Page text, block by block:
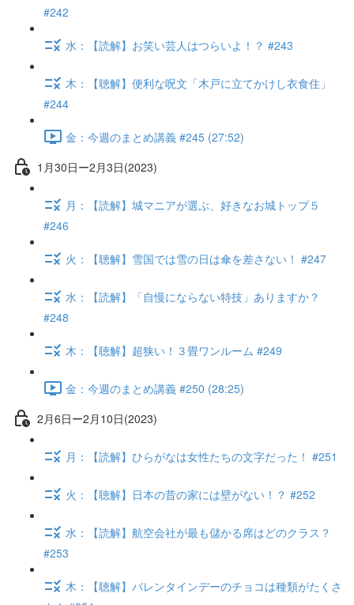
#242
水：【読解】お笑い芸人はつらいよ！？ #243
木：【聴解】便利な呪文「木戸に立てかけし衣食住」
#244
金：今週のまとめ講義 #245 (27:52)
1月30日ー2月3日(2023)
月：【読解】城マニアが選ぶ、好きなお城トップ５
#246
火：【聴解】雪国では雪の日は傘を差さない！ #247
水：【読解】「自慢にならない特技」ありますか？
#248
木：【聴解】超狭い！３畳ワンルーム #249
金：今週のまとめ講義 #250 (28:25)
2月6日ー2月10日(2023)
月：【読解】ひらがなは女性たちの文字だった！ #251
火：【聴解】日本の昔の家には壁がない！？ #252
水：【読解】航空会社が最も儲かる席はどのクラス？
#253
木：【聴解】バレンタインデーのチョコは種類がたくさ